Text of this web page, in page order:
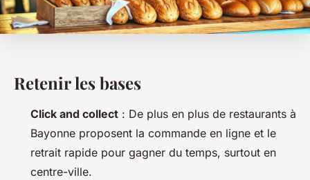
Retenir les bases
Click and collect : De plus en plus de restaurants à
Bayonne proposent la commande en ligne et le
retrait rapide pour gagner du temps, surtout en
centre-ville.